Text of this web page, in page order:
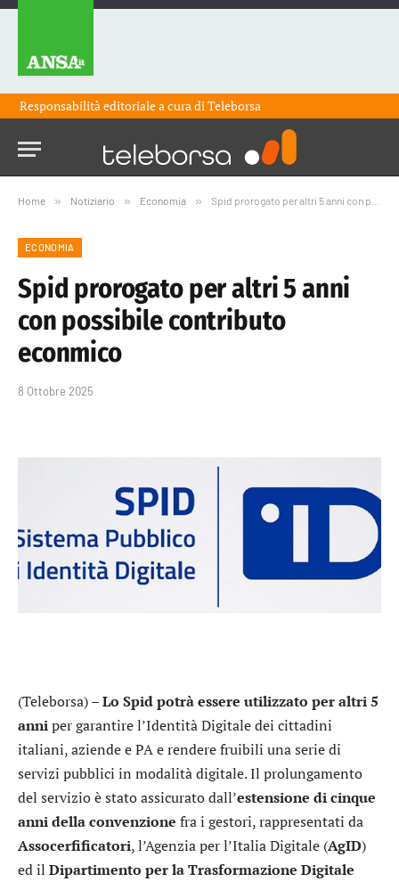
Responsabilità editoriale a cura diTeleborsa
Home » Notiziario » Economia » Spid prorogato per altri 5 anni con possibile contributo econmico
ECONOMIA
Spid prorogato per altri 5 anni
con possibile contributo
econmico
8 Ottobre 2025
(Teleborsa) –Lo Spid potrà essere utilizzato per altri 5
anniper garantire l’Identità Digitale dei cittadini
italiani, aziende e PA e rendere fruibili una serie di
servizi pubblici in modalità digitale. Il prolungamento
del servizio è stato assicurato dall’estensione di cinque
anni della convenzione fra i gestori, rappresentati da
Assocerfificatori, l’Agenzia per l’Italia Digitale (AgID)
ed il Dipartimento per la Trasformazione Digitale